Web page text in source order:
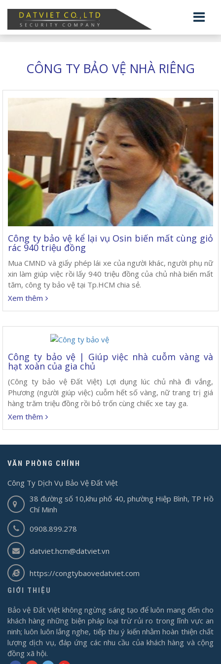
CÔNG TY BẢO VỆ NHÀ RIÊNG
Công ty bảo vệ kể lại vụ Osin biến mất cùng giỏ
rác 940 triệu đồng
Mua CMND và giấy phép lái xe của người khác, người phụ nữ
xin làm giúp việc rồi lấy 940 triệu đồng của chủ nhà biến mất
tăm, công ty bảo vệ tại Tp.HCM chia sẻ.
Xem thêm
Công ty bảo vệ | Giúp việc nhà cuỗm vàng và
hạt xoàn của gia chủ
(Công ty bảo vệ Đất Việt) Lợi dụng lúc chủ nhà đi vắng,
Phương (người giúp việc) cuỗm hết số vàng, nữ trang trị giá
hàng trăm triệu đồng rồi bỏ trốn cùng chiếc xe tay ga.
Xem thêm
VĂN PHÒNG CHÍNH
Công Ty Dịch Vụ Bảo Vệ Đất Việt
38 đường số 10,khu phố 40, phường Hiệp Bình, TP Hồ
Chí Minh
0908.899.278
datviet.hcm@datviet.vn
https://congtybaovedatviet.com
GIỚI THIỆU
Bảo vệ Đất Việt không ngừng sáng tạo để luôn mang đến cho
khách hàng những biện pháp loại trừ rủi ro trong lĩnh vực an
ninh; luôn luôn lắng nghe, tiếp thu ý kiến nhằm hoàn thiện chất
lượng dịch vụ, đáp ứng các nhu cầu của khách hàng và cộng
đồng xã hội.